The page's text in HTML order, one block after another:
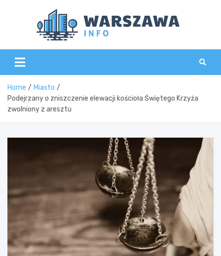
Home
Miasto
Podejrzany o zniszczenie elewacji kościoła Świętego Krzyża
zwolniony z aresztu